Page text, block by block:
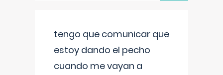
tengo que comunicar que
estoy dando el pecho
cuando me vayan a